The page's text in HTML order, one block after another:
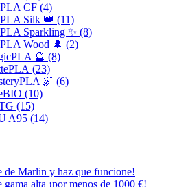
CF (4)
Silk 👑 (11)
Sparkling ✨ (8)
Wood 🌲 (2)
🔮 (8)
(23)
🌌 (6)
(10)
(15)
A95 (14)
de Marlin y haz que funcione!
alta ¡por menos de 1000 €!